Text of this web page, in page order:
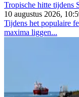
Tropische hitte tijdens
10 augustus 2026,
Tijdens het populaire
maxima liggen...